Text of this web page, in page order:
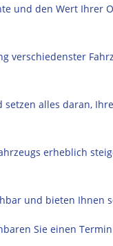
und den Wert Ihrer
verschiedenster
alles daran,
erheblich
und bieten Ihnen
Sie einen